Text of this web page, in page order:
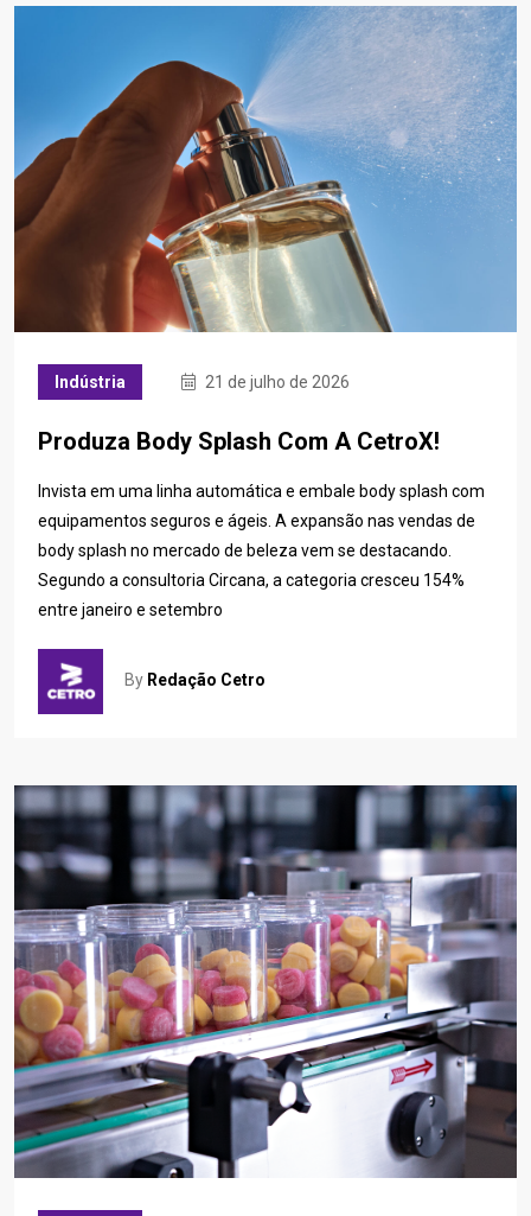
Indústria 21 de julho de 2026
Produza Body Splash Com A CetroX!
Invista em uma linha automática e embale body splash com
equipamentos seguros e ágeis. A expansão nas vendas de
body splash no mercado de beleza vem se destacando.
Segundo a consultoria Circana, a categoria cresceu 154%
entre janeiro e setembro
By Redação Cetro